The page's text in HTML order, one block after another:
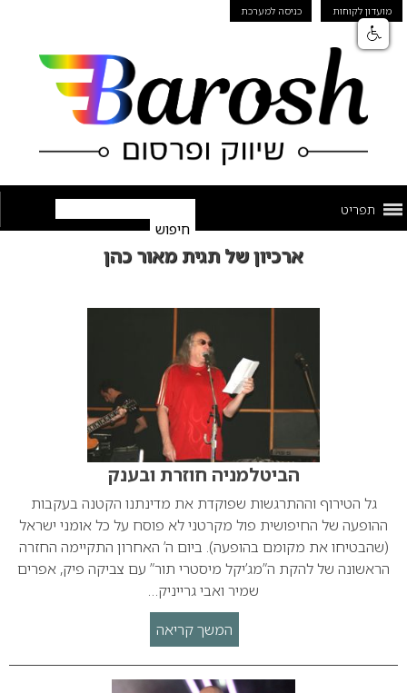
מועדון לקוחות כניסה למערכת
תפריט
ארכיון של תגית מאור כהן
הביטלמניה חוזרת ובענק
גל הטירוף וההתרגשות שפוקדת את מדינתנו הקטנה בעקבות
ההופעה של החיפושית פול מקרטני לא פוסח על כל אומני ישראל
(שהבטיחו את מקומם בהופעה). ביום ה’ האחרון התקיימה החזרה
הראשונה של להקת ה”מג’יקל מיסטרי תור” עם צביקה פיק, אפרים
שמיר ואבי גרייניק…
המשך קריאה